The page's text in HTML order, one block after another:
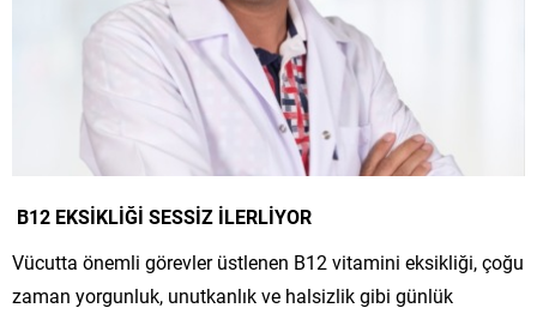
B12 EKSİKLİĞİ SESSİZ İLERLİYOR
Vücutta önemli görevler üstlenen B12 vitamini eksikliği, çoğu
zaman yorgunluk, unutkanlık ve halsizlik gibi günlük